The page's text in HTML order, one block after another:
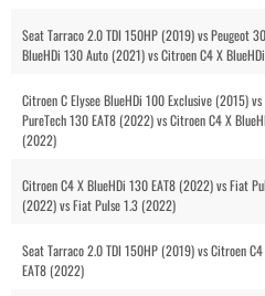
Seat Tarraco 2.0 TDI 150HP (2019) vs Peugeot
BlueHDi 130 Auto (2021) vs Citroen C4 X
Citroen C Elysee BlueHDi 100 Exclusive (2015)
PureTech 130 EAT8 (2022) vs Citroen C4 X
(2022)
Citroen C4 X BlueHDi 130 EAT8 (2022) vs Fiat
(2022) vs Fiat Pulse 1.3 (2022)
Seat Tarraco 2.0 TDI 150HP (2019) vs Citroen
EAT8 (2022)